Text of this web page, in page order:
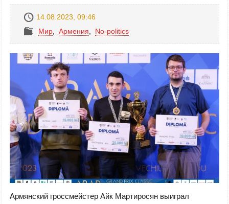
14.08.2023, 09:46
Mир
Армения No-politics
Армянский гроссмейстер Айк Мартиросян выиграл